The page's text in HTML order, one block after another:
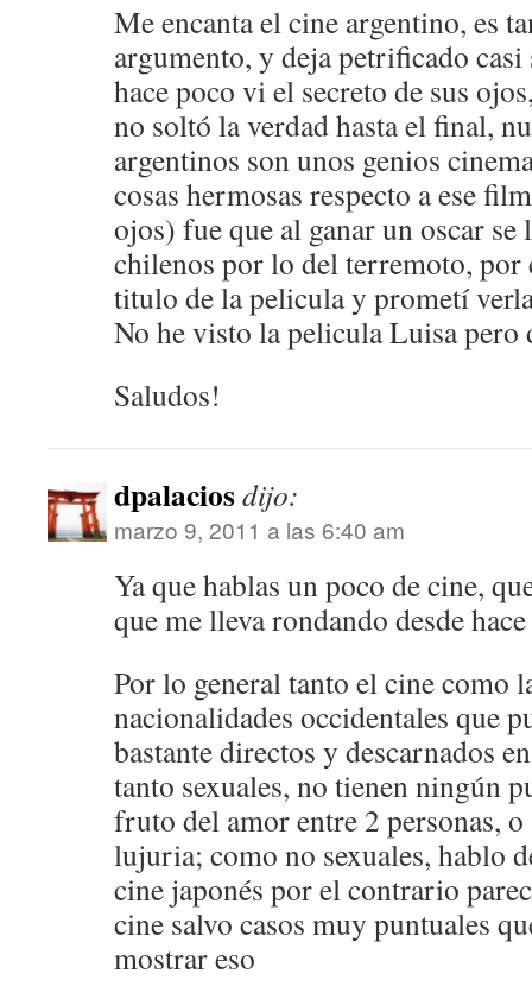
Me encanta el cine argentino, es
argumento, y deja petrificado casi
hace poco vi el secreto de sus
no soltó la verdad hasta el final,
argentinos son unos genios
cosas hermosas respecto a ese
ojos) fue que al ganar un oscar
chilenos por lo del terremoto, por
titulo de la pelicula y prometí
No he visto la pelicula Luisa pero
Saludos!
dpalaciosdijo:
marzo 9, 2011 a las 6:40 am
Ya que hablas un poco de cine,
que me lleva rondando desde
Por lo general tanto el cine como
nacionalidades occidentales que
bastante directos y descarnados
tanto sexuales, no tienen ningún
fruto del amor entre 2 personas,
lujuria; como no sexuales, hablo
cine japonés por el contrario
cine salvo casos muy puntuales
mostrar eso